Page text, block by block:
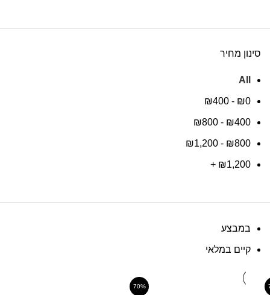
סינון מחיר
All
₪0
-
₪400
₪400
-
₪800
₪800
-
₪1,200
₪1,200
+
במבצע
קיים במלאי
70%